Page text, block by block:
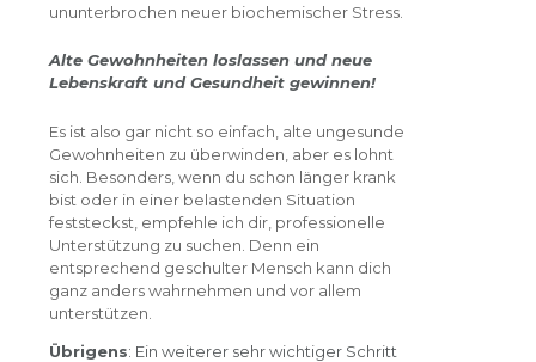
ununterbrochen neuer biochemischer Stress.
Alte Gewohnheiten loslassen und neue
Lebenskraft und Gesundheit gewinnen!
Es ist also gar nicht so einfach, alte ungesunde
Gewohnheiten zu überwinden, aber es lohnt
sich. Besonders, wenn du schon länger krank
bist oder in einer belastenden Situation
feststeckst, empfehle ich dir, professionelle
Unterstützung zu suchen. Denn ein
entsprechend geschulter Mensch kann dich
ganz anders wahrnehmen und vor allem
unterstützen.
Übrigens: Ein weiterer sehr wichtiger Schritt